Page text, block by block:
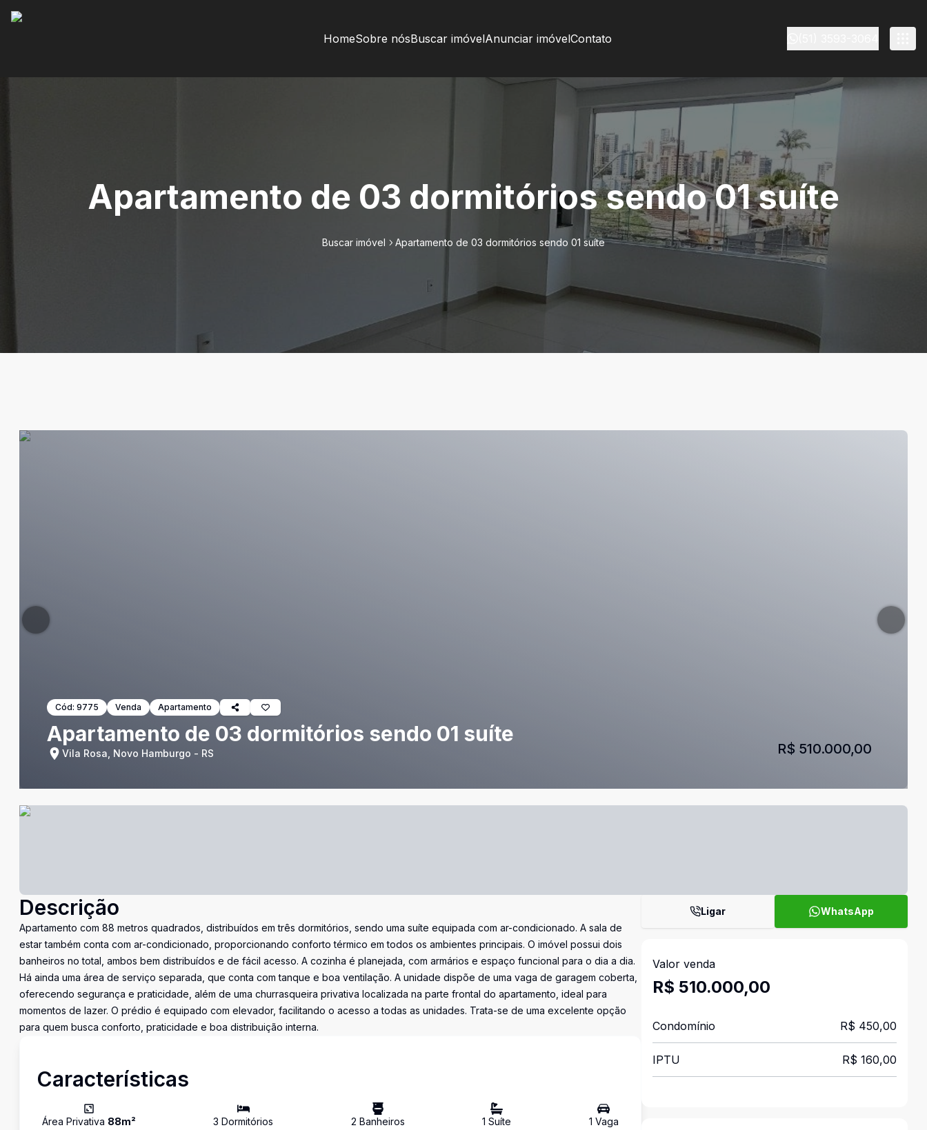
HomeSobre nósBuscar imóvelAnunciar imóvelContato
Apartamento de 03 dormitórios sendo 01 suíte
Buscar imóvel Apartamento de 03 dormitórios sendo 01 suíte
Cód: 9775 Venda Apartamento
Apartamento de 03 dormitórios sendo 01 suíte
Vila Rosa, Novo Hamburgo - RS R$ 510.000,00
Descrição
Apartamento com 88 metros quadrados, distribuídos em três dormitórios, sendo uma suíte equipada com ar-condicionado. A sala de
estar também conta com ar-condicionado, proporcionando conforto térmico em todos os ambientes principais. O imóvel possui dois
banheiros no total, ambos bem distribuídos e de fácil acesso. A cozinha é planejada, com armários e espaço funcional para o dia a dia.
Há ainda uma área de serviço separada, que conta com tanque e boa ventilação. A unidade dispõe de uma vaga de garagem coberta,
oferecendo segurança e praticidade, além de uma churrasqueira privativa localizada na parte frontal do apartamento, ideal para
momentos de lazer. O prédio é equipado com elevador, facilitando o acesso a todas as unidades. Trata-se de uma excelente opção
para quem busca conforto, praticidade e boa distribuição interna.
Características
Área Privativa 88m² 3 Dormitórios 2 Banheiros 1 Suíte 1 Vaga
Ligar WhatsApp
Valor venda
R$ 510.000,00
Condomínio R$ 450,00
IPTU R$ 160,00